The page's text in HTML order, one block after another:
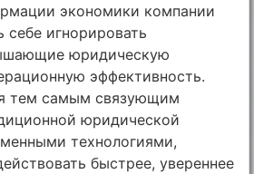
экономики компании
себе игнорировать
юридическую
эффективность.
тем самым связующим
юридической
технологиями,
быстрее, увереннее